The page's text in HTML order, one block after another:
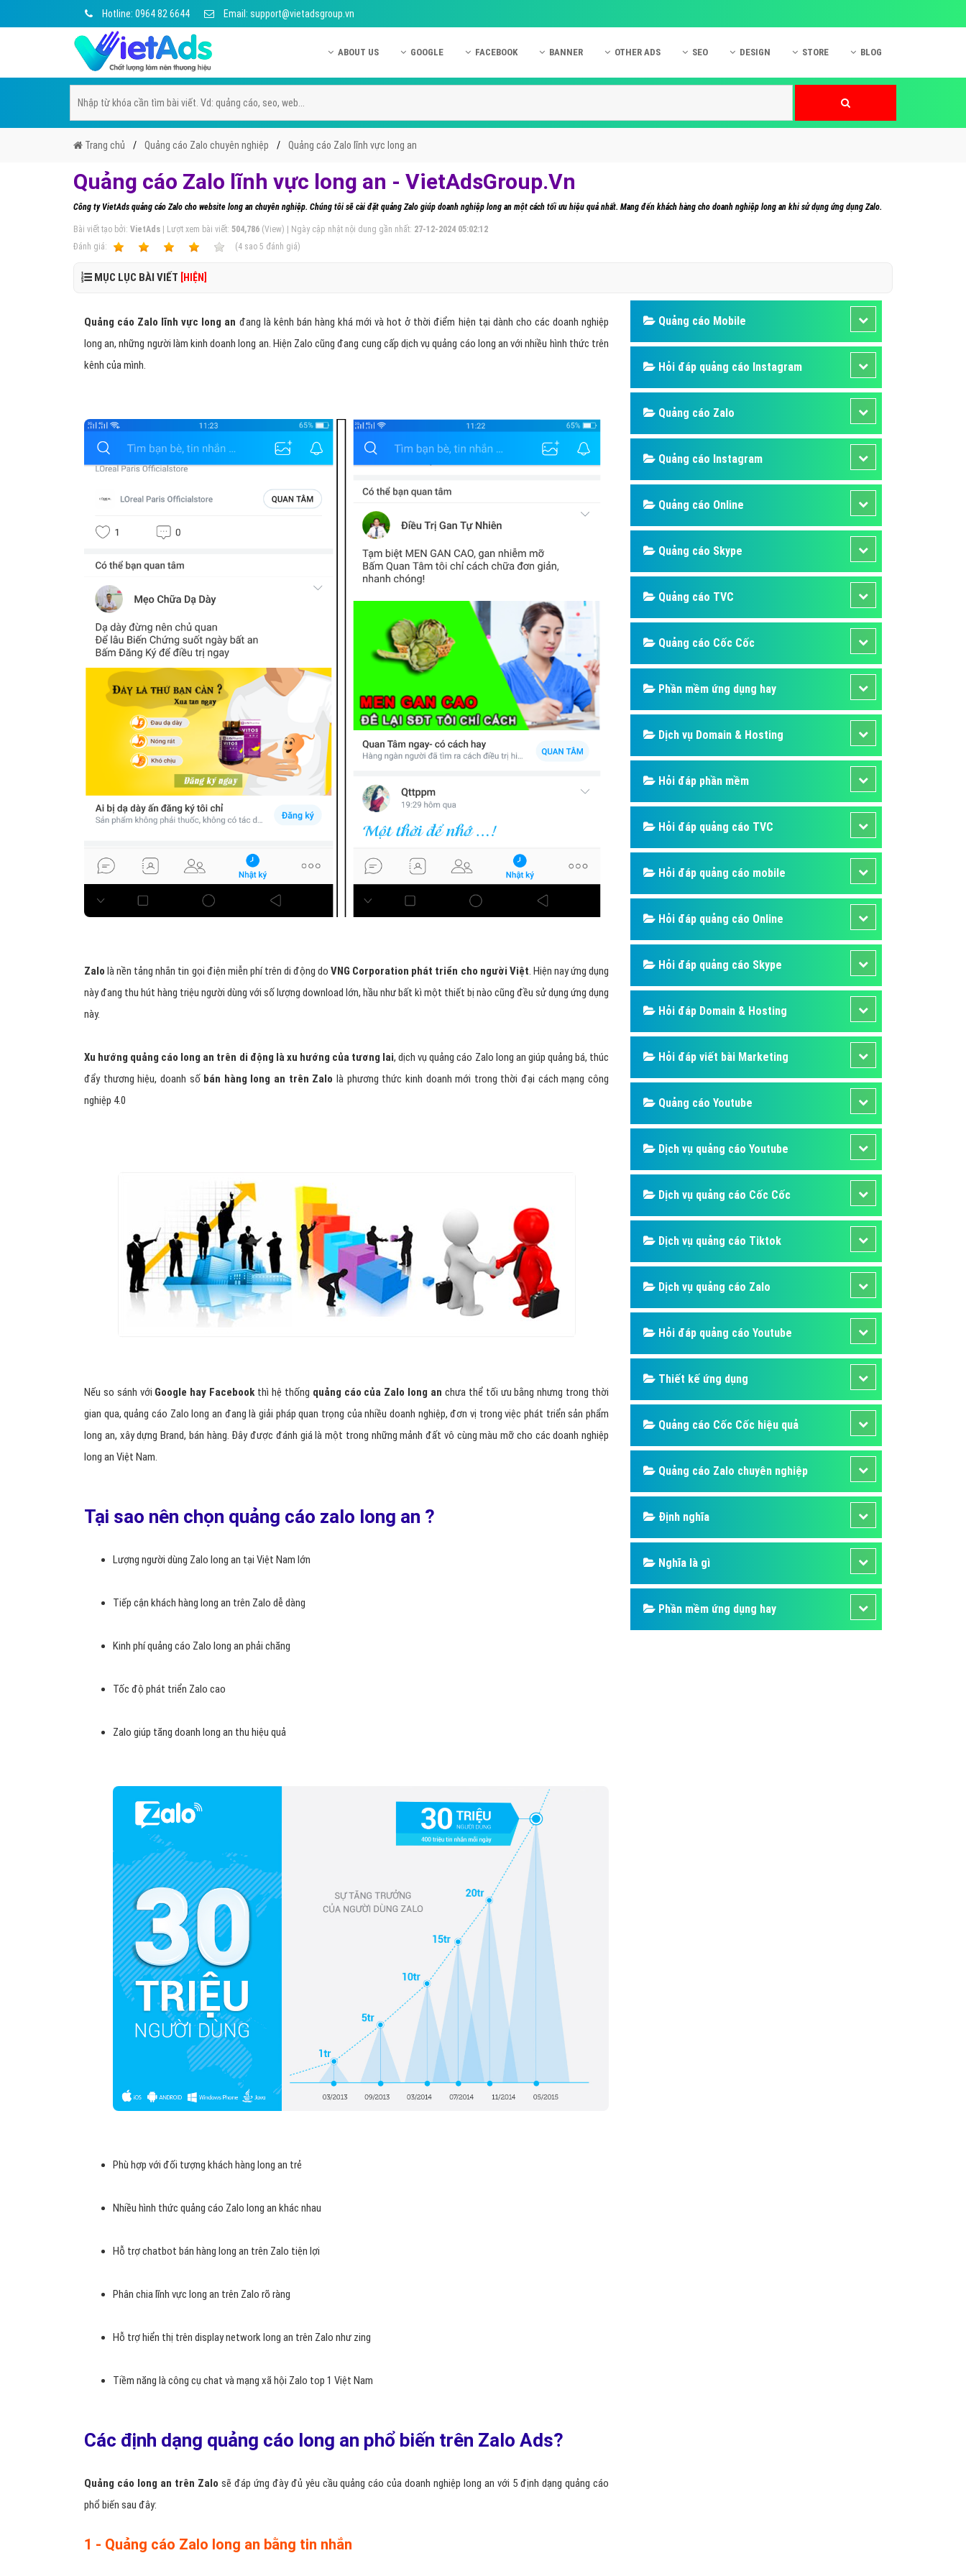
Hotline: 0964 82 6644 Email: support@vietadsgroup.vn
ABOUT US
Chính sách bảo mật Việt Ads
Liên hệ Việt Ads
GOOGLE
Dịch vụ quảng cáo Google
Các hình thức quảng cáo Google
FACEBOOK
Hỏi đáp Facebook
BANNER OTHER ADS
Dịch vụ Domain & Hosting
Hỏi đáp phần mềm
Hỏi đáp quảng cáo TVC
Hỏi đáp quảng cáo Skype
Hỏi đáp Domain & Hosting
Hỏi đáp viết bài Marketing
Quảng cáo Youtube
Dịch vụ quảng cáo Youtube
Thiết kế ứng dụng
Quảng cáo Cốc Cốc hiệu quả
Quảng cáo Zalo chuyên nghiệp
Định nghĩa
SEO DESIGN STORE BLOG
Trang chủ Quảng cáo Zalo chuyên nghiệp Quảng cáo Zalo lĩnh vực long an
Quảng cáo Zalo lĩnh vực long an - VietAdsGroup.Vn
Công ty VietAds quảng cáo Zalo cho website long an chuyên nghiệp. Chúng tôi sẽ cài đặt quảng Zalo giúp doanh nghiệp long an một cách tối ưu hiệu quả nhất. Mang đến khách hàng cho doanh nghiệp long an khi sử dụng ứng dụng Zalo.
Bài viết tạo bởi: VietAds | Lượt xem bài viết: 504,786 (View) | Ngày cập nhật nội dung gần nhất: 27-12-2024 05:02:12
Ðánh giá:
(4 sao 5 đánh giá)
MỤC LỤC BÀI VIẾT [HIỆN]
Quảng cáo Zalo lĩnh vực long an đang là kênh bán hàng khá mới và hot ở thời điểm hiện tại dành cho các doanh nghiệp
long an, những người làm kinh doanh long an. Hiện Zalo cũng đang cung cấp dịch vụ quảng cáo long an với nhiều hình thức trên
kênh của mình.
Zalo là nền tảng nhắn tin gọi điện miễn phí trên di động doVNG Corporation phát triển cho người Việt. Hiện nay ứng dụng
này đang thu hút hàng triệu người dùng với số lượng download lớn, hầu như bất kì một thiết bị nào cũng đều sử dụng ứng dụng
này.
Xu hướng quảng cáo long an trên di động là xu hướng của tương lai, dịch vụ quảng cáo Zalo long an giúp quảng bá, thúc
đẩy thương hiệu, doanh số bán hàng long an trên Zalo là phương thức kinh doanh mới trong thời đại cách mạng công
nghiệp 4.0
Nếu so sánh với Google hay Facebookthì hệ thống quảng cáo của Zalo long an chưa thể tối ưu bằng nhưng trong thời
gian qua, quảng cáo Zalo long an đang là giải pháp quan trọng của nhiều doanh nghiệp, đơn vị trong việc phát triển sản phẩm
long an, xây dựng Brand, bán hàng. Đây được đánh giá là một trong những mảnh đất vô cùng màu mỡ cho các doanh nghiệp
long an Việt Nam.
Tại sao nên chọn quảng cáo zalo long an ?
Lượng người dùng Zalo long an tại Việt Nam lớn
Tiếp cận khách hàng long an trên Zalo dễ dàng
Kinh phí quảng cáo Zalo long an phải chăng
Tốc độ phát triển Zalo cao
Zalo giúp tăng doanh long an thu hiệu quả
Phù hợp với đối tượng khách hàng long an trẻ
Nhiều hình thức quảng cáo Zalo long an khác nhau
Hỗ trợ chatbot bán hàng long an trên Zalo tiện lợi
Phân chia lĩnh vực long an trên Zalo rõ ràng
Hỗ trợ hiển thị trên display network long an trên Zalo như zing
Tiềm năng là công cụ chat và mạng xã hội Zalo top 1 Việt Nam
Các định dạng quảng cáo long an phổ biến trên Zalo Ads?
Quảng cáo long an trên Zalo sẽ đáp ứng đày đủ yêu cầu quảng cáo của doanh nghiệp long an với 5 định dạng quảng cáo
phổ biến sau đây:
1 - Quảng cáo Zalo long an bằng tin nhắn
Quảng cáo Mobile
Hỏi đáp quảng cáo Instagram
Quảng cáo Zalo
Quảng cáo Instagram
Quảng cáo Online
Quảng cáo Skype
Quảng cáo TVC
Quảng cáo Cốc Cốc
Phần mềm ứng dụng hay
Dịch vụ Domain & Hosting
Hỏi đáp phần mềm
Hỏi đáp quảng cáo TVC
Hỏi đáp quảng cáo mobile
Hỏi đáp quảng cáo Online
Hỏi đáp quảng cáo Skype
Hỏi đáp Domain & Hosting
Hỏi đáp viết bài Marketing
Quảng cáo Youtube
Dịch vụ quảng cáo Youtube
Dịch vụ quảng cáo Cốc Cốc
Dịch vụ quảng cáo Tiktok
Dịch vụ quảng cáo Zalo
Hỏi đáp quảng cáo Youtube
Thiết kế ứng dụng
Quảng cáo Cốc Cốc hiệu quả
Quảng cáo Zalo chuyên nghiệp
Định nghĩa
Nghĩa là gì
Phần mềm ứng dụng hay